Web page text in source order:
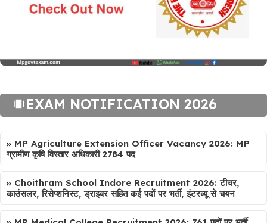
EXAM NOTIFICATION 2026
» MP Agriculture Extension Officer Vacancy 2026: MP
ग्रामीण कृषि विस्तार अधिकारी 2784 पद
» Choithram School Indore Recruitment 2026: टीचर,
काउंसलर, रिसेप्शनिस्ट, ड्राइवर सहित कई पदों पर भर्ती, इंटरव्यू से चयन